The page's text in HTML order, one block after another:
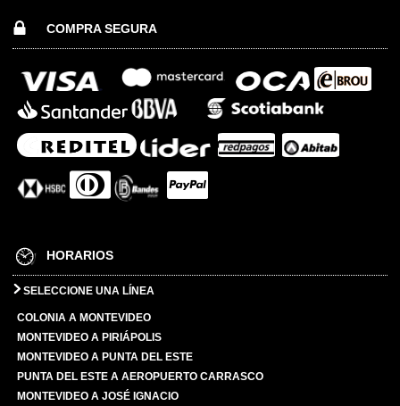
COMPRA SEGURA
HORARIOS
SELECCIONE UNA LÍNEA
COLONIA A MONTEVIDEO
MONTEVIDEO A PIRIÁPOLIS
MONTEVIDEO A PUNTA DEL ESTE
PUNTA DEL ESTE A AEROPUERTO CARRASCO
MONTEVIDEO A JOSÉ IGNACIO